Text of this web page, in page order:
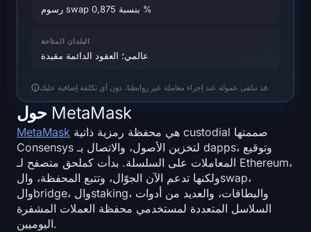
خريطة حرارة HYPE
خريطة الحرارة ZEC
بيانات السوق
هيمنة Bitcoin
Altcoin Season Index
مؤشر الخوف والجشع
رسوم swap بنسبة 0,875 %
البلدان المتاحة
عالمي؛ العقود الدائمة مقيدة
قد نتلقى عمولة عند إجراء معاملة عبر روابطنا، دون أي تكلفة إضافية عليك.
حول MetaMask
MetaMask
Consensys لتخزين الأصول، والاتصال بـ dapps، وتوقيع
المعاملات على السلسلة. بدأت كملحق متصفح لـ Ethereum،
ولكنها تدعم الآن الجوّال، وتتبع المحفظة، والswap،
والbridge، والstaking، والبطاقات، والعديد من أدوات
السلاسل المتعددة لمستخدمي محفظة العملات المشفرة
اليوميين.